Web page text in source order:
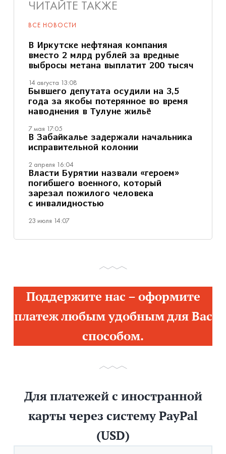
ЧИТАЙТЕ ТАКЖЕ
ВСЕ НОВОСТИ
В Иркутске нефтяная компания
вместо 2 млрд рублей за вредные
выбросы метана выплатит 200 тысяч
14 августа 13:08
Бывшего депутата осудили на 3,5
года за якобы потерянное во время
наводнения в Тулуне жильё
7 мая 17:05
В Забайкалье задержали начальника
исправительной колонии
2 апреля 16:04
Власти Бурятии назвали «героем»
погибшего военного, который
зарезал пожилого человека
с инвалидностью
23 июля 14:07
Поддержите нас – оформите
платеж любым удобным для Вас
способом.
Для платежей с иностранной
карты через систему PayPal
(USD)